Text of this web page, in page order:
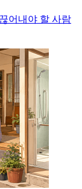
어내야 할 사람